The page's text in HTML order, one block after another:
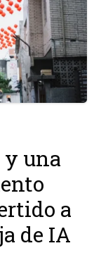
y una
a
de IA